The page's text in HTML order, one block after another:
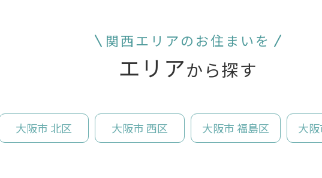
関西エリアのお住まいを
エリアから探す
大阪市 北区 大阪市 西区 大阪市 福島区 大